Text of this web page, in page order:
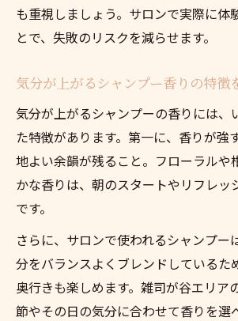
も重視しましょう。サロンで実際に体
とで、失敗のリスクを減らせます。
気分が上がるシャンプー香りの特徴
気分が上がるシャンプーの香りには、
た特徴があります。第一に、香りが強
地よい余韻が残ること。フローラルや
かな香りは、朝のスタートやリフレッ
です。
さらに、サロンで使われるシャンプー
分をバランスよくブレンドしているた
奥行きも楽しめます。雑司が谷エリア
節やその日の気分に合わせて香りを選